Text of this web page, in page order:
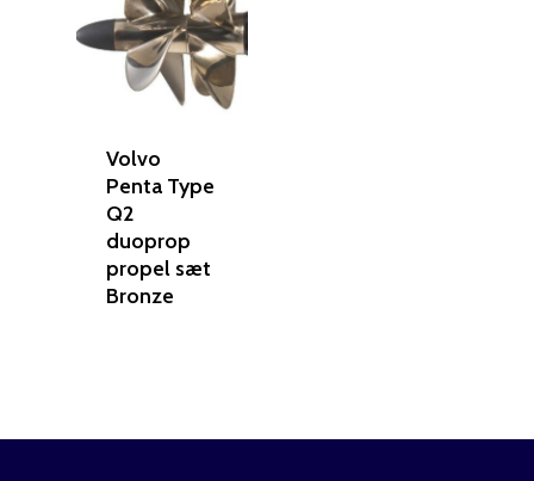
Volvo
Penta Type
Q2
duoprop
propel sæt
Bronze